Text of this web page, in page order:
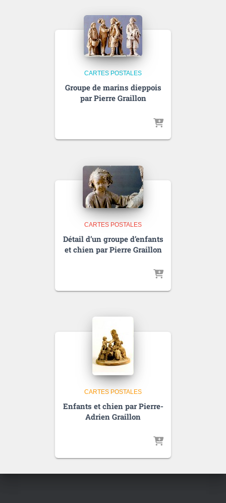
CARTES POSTALES
Groupe de marins dieppois
par Pierre Graillon
CARTES POSTALES
Détail d’un groupe d’enfants
et chien par Pierre Graillon
CARTES POSTALES
Enfants et chien par Pierre-
Adrien Graillon